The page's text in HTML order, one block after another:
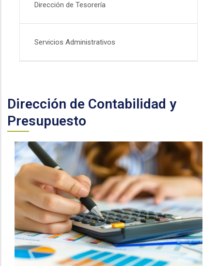
Dirección de Tesorería
Servicios Administrativos
Dirección de Contabilidad y
Presupuesto